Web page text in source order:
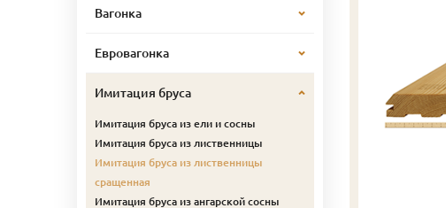
Вагонка
Евровагонка
Имитация бруса
Имитация бруса из ели и сосны
Имитация бруса из лиственницы
Имитация бруса из лиственницы
сращенная
Имитация бруса из ангарской сосны